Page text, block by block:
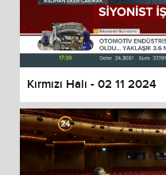
Kırmızı Halı - 02 11 2024